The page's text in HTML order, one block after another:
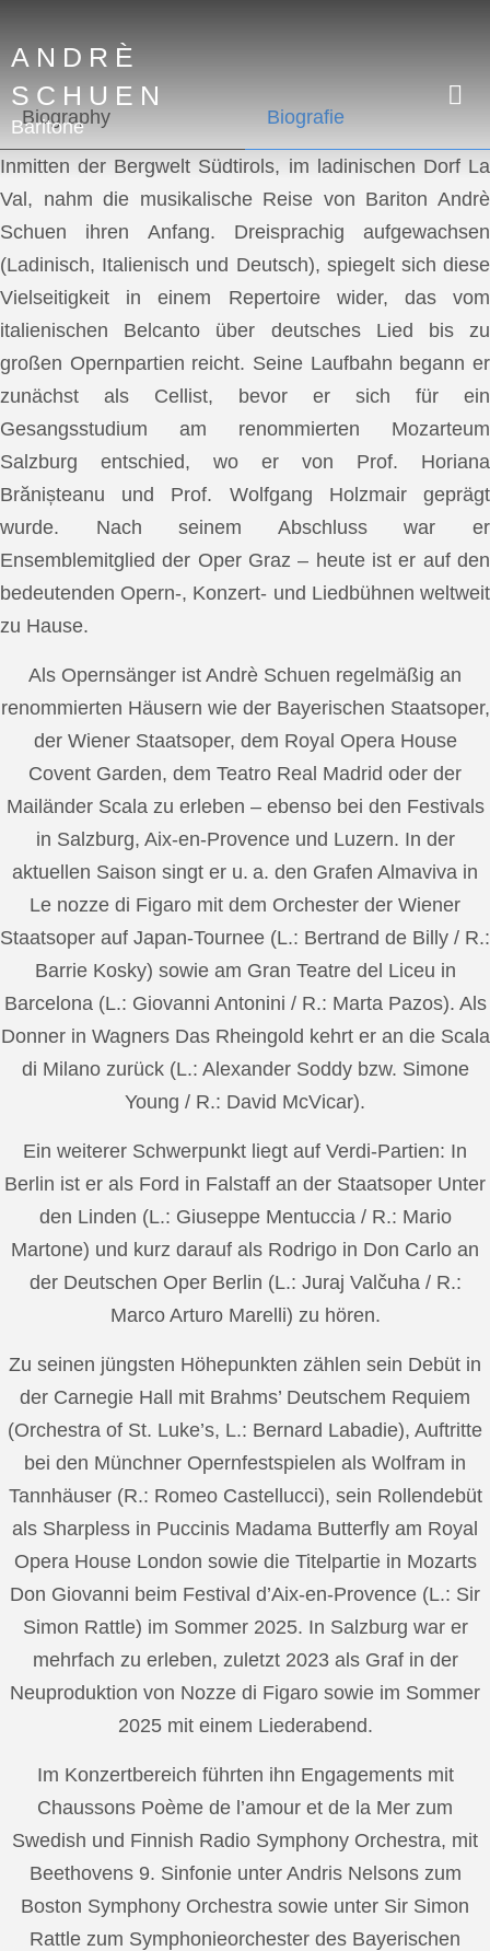
ANDRÈ
SCHUEN
Baritone
Biography Biografie
Inmitten der Bergwelt Südtirols, im ladinischen Dorf La
Val, nahm die musikalische Reise von Bariton Andrè
Schuen ihren Anfang. Dreisprachig aufgewachsen
(Ladinisch, Italienisch und Deutsch), spiegelt sich diese
Vielseitigkeit in einem Repertoire wider, das vom
italienischen Belcanto über deutsches Lied bis zu
großen Opernpartien reicht. Seine Laufbahn begann er
zunächst als Cellist, bevor er sich für ein
Gesangsstudium am renommierten Mozarteum
Salzburg entschied, wo er von Prof. Horiana
Brănișteanu und Prof. Wolfgang Holzmair geprägt
wurde. Nach seinem Abschluss war er
Ensemblemitglied der Oper Graz – heute ist er auf den
bedeutenden Opern-, Konzert- und Liedbühnen weltweit
zu Hause.
Als Opernsänger ist Andrè Schuen regelmäßig an
renommierten Häusern wie der Bayerischen Staatsoper,
der Wiener Staatsoper, dem Royal Opera House
Covent Garden, dem Teatro Real Madrid oder der
Mailänder Scala zu erleben – ebenso bei den Festivals
in Salzburg, Aix-en-Provence und Luzern. In der
aktuellen Saison singt er u. a. den Grafen Almaviva in
Le nozze di Figaro mit dem Orchester der Wiener
Staatsoper auf Japan-Tournee (L.: Bertrand de Billy / R.:
Barrie Kosky) sowie am Gran Teatre del Liceu in
Barcelona (L.: Giovanni Antonini / R.: Marta Pazos). Als
Donner in Wagners Das Rheingold kehrt er an die Scala
di Milano zurück (L.: Alexander Soddy bzw. Simone
Young / R.: David McVicar).
Ein weiterer Schwerpunkt liegt auf Verdi-Partien: In
Berlin ist er als Ford in Falstaff an der Staatsoper Unter
den Linden (L.: Giuseppe Mentuccia / R.: Mario
Martone) und kurz darauf als Rodrigo in Don Carlo an
der Deutschen Oper Berlin (L.: Juraj Valčuha / R.:
Marco Arturo Marelli) zu hören.
Zu seinen jüngsten Höhepunkten zählen sein Debüt in
der Carnegie Hall mit Brahms’ Deutschem Requiem
(Orchestra of St. Luke’s, L.: Bernard Labadie), Auftritte
bei den Münchner Opernfestspielen als Wolfram in
Tannhäuser (R.: Romeo Castellucci), sein Rollendebüt
als Sharpless in Puccinis Madama Butterfly am Royal
Opera House London sowie die Titelpartie in Mozarts
Don Giovanni beim Festival d’Aix-en-Provence (L.: Sir
Simon Rattle) im Sommer 2025. In Salzburg war er
mehrfach zu erleben, zuletzt 2023 als Graf in der
Neuproduktion von Nozze di Figaro sowie im Sommer
2025 mit einem Liederabend.
Im Konzertbereich führten ihn Engagements mit
Chaussons Poème de l’amour et de la Mer zum
Swedish und Finnish Radio Symphony Orchestra, mit
Beethovens 9. Sinfonie unter Andris Nelsons zum
Boston Symphony Orchestra sowie unter Sir Simon
Rattle zum Symphonieorchester des Bayerischen